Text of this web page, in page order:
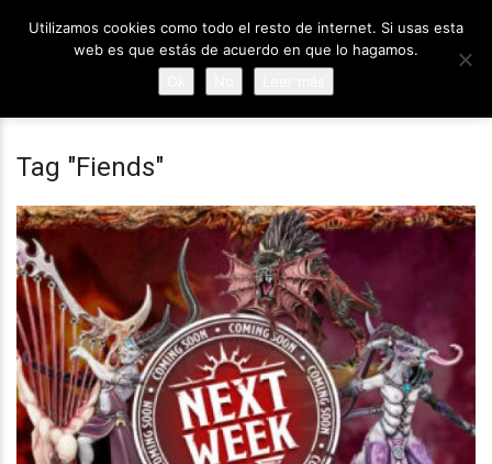
Tag "Fiends"
Utilizamos cookies como todo el resto de internet. Si usas esta
web es que estás de acuerdo en que lo hagamos.